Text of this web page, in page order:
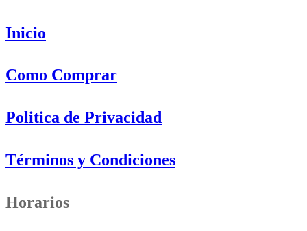
Inicio
Como Comprar
Politica de Privacidad
Términos y Condiciones
Horarios